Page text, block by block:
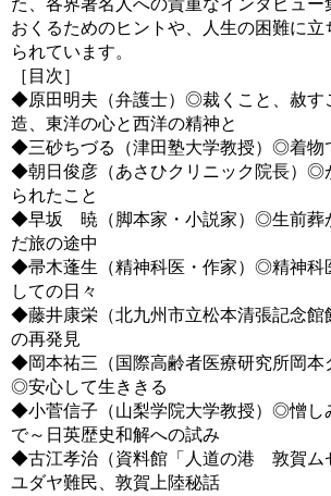
た、各界著名人への貴重なインタビュー
おくるためのヒントや、人生の困難に立
られています。
［目次］
◆原田明夫（弁護士）◎裁くこと、赦す
造、東洋の心と西洋の精神と
◆三砂ちづる（津田塾大学教授）◎着物
◆朝日俊彦（あさひクリニック院長）◎
られたこと
◆早坂 暁（脚本家・小説家）◎生前葬
だ旅の途中
◆帚木蓬生（精神科医・作家）◎精神科
しての日々
◆藤井康栄（北九州市立松本清張記念
の再発見
◆岡本祐三（国際高齢者医療研究所岡本
◎安心して生ききる
◆小菅信子（山梨学院大学教授）◎憎し
で～日英歴史和解への試み
◆古江孝治（資料館「人道の港 敦賀ム
ユダヤ難民、敦賀上陸秘話